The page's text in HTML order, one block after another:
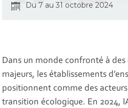
Du 7 au 31 octobre 2024
Dans un monde confronté à
majeurs, les établissements
positionnent comme des
transition écologique. En 2024,